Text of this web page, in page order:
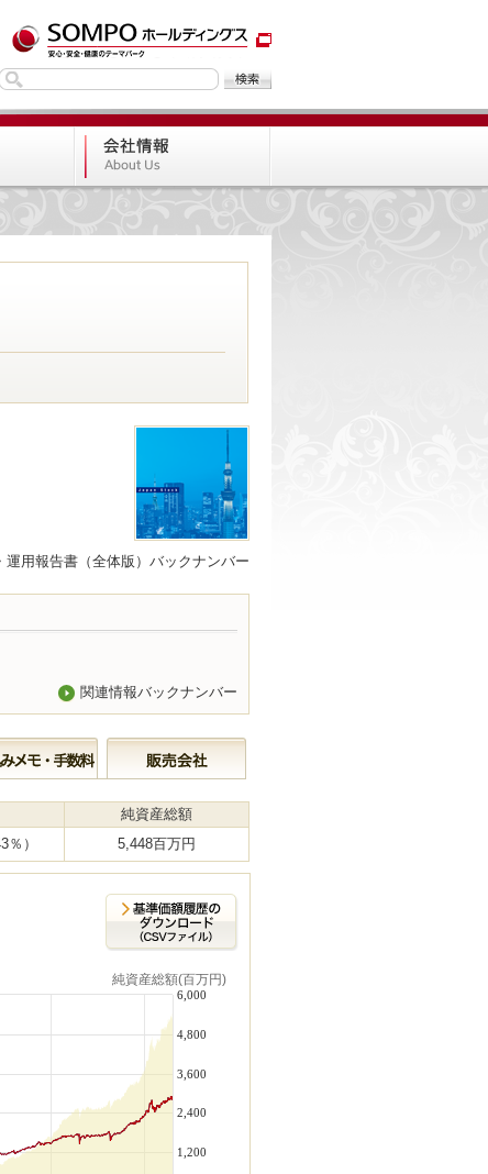
運用報告書（全体版）バックナンバー
関連情報バックナンバー
純資産総額
） 5,448百万円
純資産総額(百万円)
1,200
2,400
3,600
4,800
6,000